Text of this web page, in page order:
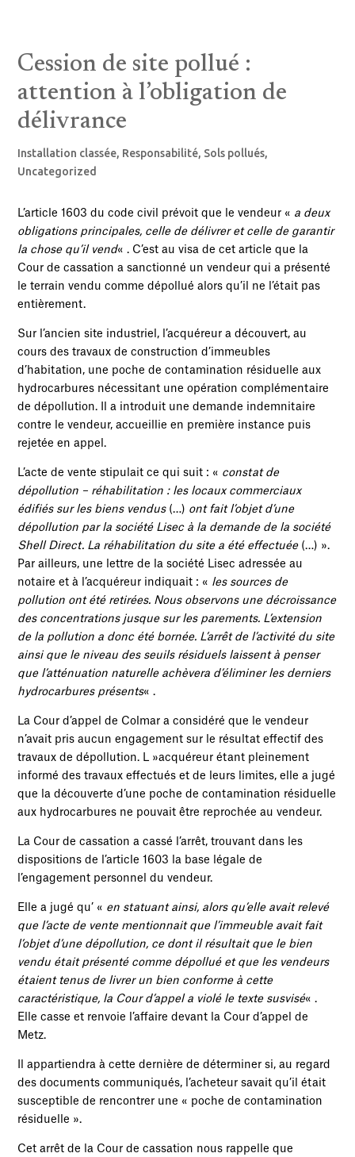
Cession de site pollué :
attention à l’obligation de
délivrance
Installation classée, Responsabilité, Sols pollués,
Uncategorized
L’article 1603 du code civil prévoit que le vendeur « a deux
obligations principales, celle de délivrer et celle de garantir
la chose qu’il vend« . C’est au visa de cet article que la
Cour de cassation a sanctionné un vendeur qui a présenté
le terrain vendu comme dépollué alors qu’il ne l’était pas
entièrement.
Sur l’ancien site industriel, l’acquéreur a découvert, au
cours des travaux de construction d’immeubles
d’habitation, une poche de contamination résiduelle aux
hydrocarbures nécessitant une opération complémentaire
de dépollution. Il a introduit une demande indemnitaire
contre le vendeur, accueillie en première instance puis
rejetée en appel.
L’acte de vente stipulait ce qui suit : « constat de
dépollution – réhabilitation : les locaux commerciaux
édifiés sur les biens vendus(…) ont fait l’objet d’une
dépollution par la société Lisec à la demande de la société
Shell Direct. La réhabilitation du site a été effectuée(…) ».
Par ailleurs, une lettre de la société Lisec adressée au
notaire et à l’acquéreur indiquait : « les sources de
pollution ont été retirées. Nous observons une décroissance
des concentrations jusque sur les parements. L’extension
de la pollution a donc été bornée. L’arrêt de l’activité du site
ainsi que le niveau des seuils résiduels laissent à penser
que l’atténuation naturelle achèvera d’éliminer les derniers
hydrocarbures présents« .
La Cour d’appel de Colmar a considéré que le vendeur
n’avait pris aucun engagement sur le résultat effectif des
travaux de dépollution. L »acquéreur étant pleinement
informé des travaux effectués et de leurs limites, elle a jugé
que la découverte d’une poche de contamination résiduelle
aux hydrocarbures ne pouvait être reprochée au vendeur.
La Cour de cassation a cassé l’arrêt, trouvant dans les
dispositions de l’article 1603 la base légale de
l’engagement personnel du vendeur.
Elle a jugé qu’ « en statuant ainsi, alors qu’elle avait relevé
que l’acte de vente mentionnait que l’immeuble avait fait
l’objet d’une dépollution, ce dont il résultait que le bien
vendu était présenté comme dépollué et que les vendeurs
étaient tenus de livrer un bien conforme à cette
caractéristique, la Cour d’appel a violé le texte susvisé« .
Elle casse et renvoie l’affaire devant la Cour d’appel de
Metz.
Il appartiendra à cette dernière de déterminer si, au regard
des documents communiqués, l’acheteur savait qu’il était
susceptible de rencontrer une « poche de contamination
résiduelle ».
Cet arrêt de la Cour de cassation nous rappelle que